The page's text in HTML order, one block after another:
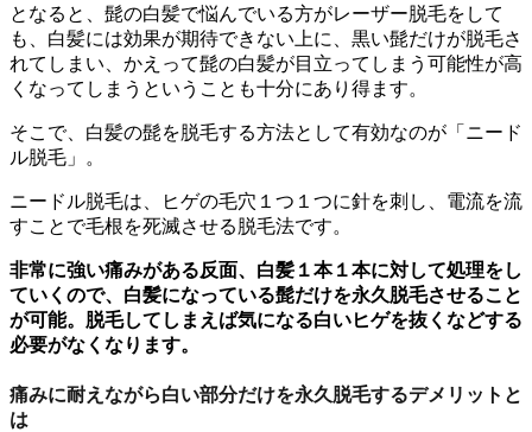
となると、 髭の白髪で悩んでいる方がレーザー脱毛をして
も、白髪には効果が期待できない上に、黒い髭だけが脱毛さ
れてしまい、かえって髭の白髪が目立ってしまう可能性が高
くなってしまうということも十分にあり得ます。
そこで、白髪の髭を脱毛する方法として有効なのが「ニード
ル脱毛」。
ニードル脱毛は、ヒゲの毛穴１つ１つに針を刺し、電流を流
すことで毛根を死滅させる脱毛法です。
非常に強い痛みがある反面、白髪１本１本に対して処理をし
ていくので、白髪になっている髭だけを永久脱毛させること
が可能。脱毛してしまえば気になる白いヒゲを抜くなどする
必要がなくなります。
痛みに耐えながら白い部分だけを永久脱毛するデメリットと
は